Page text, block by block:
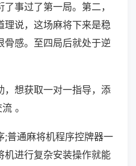
事过了第一局。第二，
理说，这场麻将下来是稳
骨感。至四局后就处于逆
，想获取一对一指导，添
。
;普通麻将机程序控牌器一
机进行复杂安装操作就能